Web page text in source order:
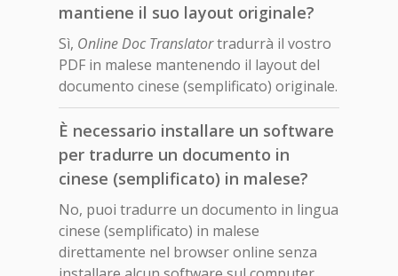
mantiene il suo layout originale?
Sì, Online Doc Translatortradurrà il vostro
PDF in malese mantenendo il layout del
documento cinese (semplificato) originale.
È necessario installare un software
per tradurre un documento in
cinese (semplificato) in malese?
No, puoi tradurre un documento in lingua
cinese (semplificato) in malese
direttamente nel browser online senza